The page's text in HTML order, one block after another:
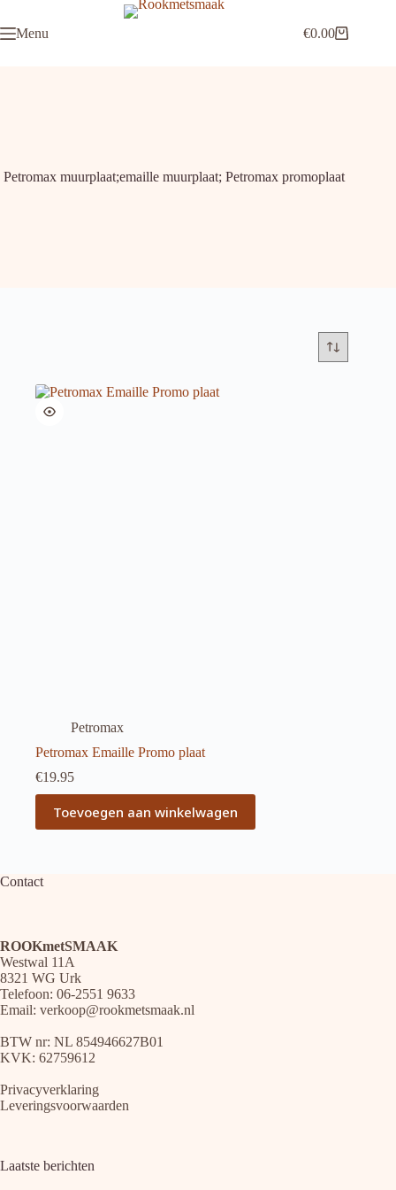
de Menu Winkelwagen
€0.00
Petromax muurplaat;emaille muurplaat; Petromax promoplaat
Petromax
Petromax Emaille Promo plaat
€19.95
Toevoegen aan winkelwagen
Contact
ROOKmetSMAAK
Westwal 11A
8321 WG Urk
Telefoon: 06-2551 9633
Email: verkoop@rookmetsmaak.nl
BTW nr: NL 854946627B01
KVK: 62759612
Privacyverklaring
Leveringsvoorwaarden
Laatste berichten